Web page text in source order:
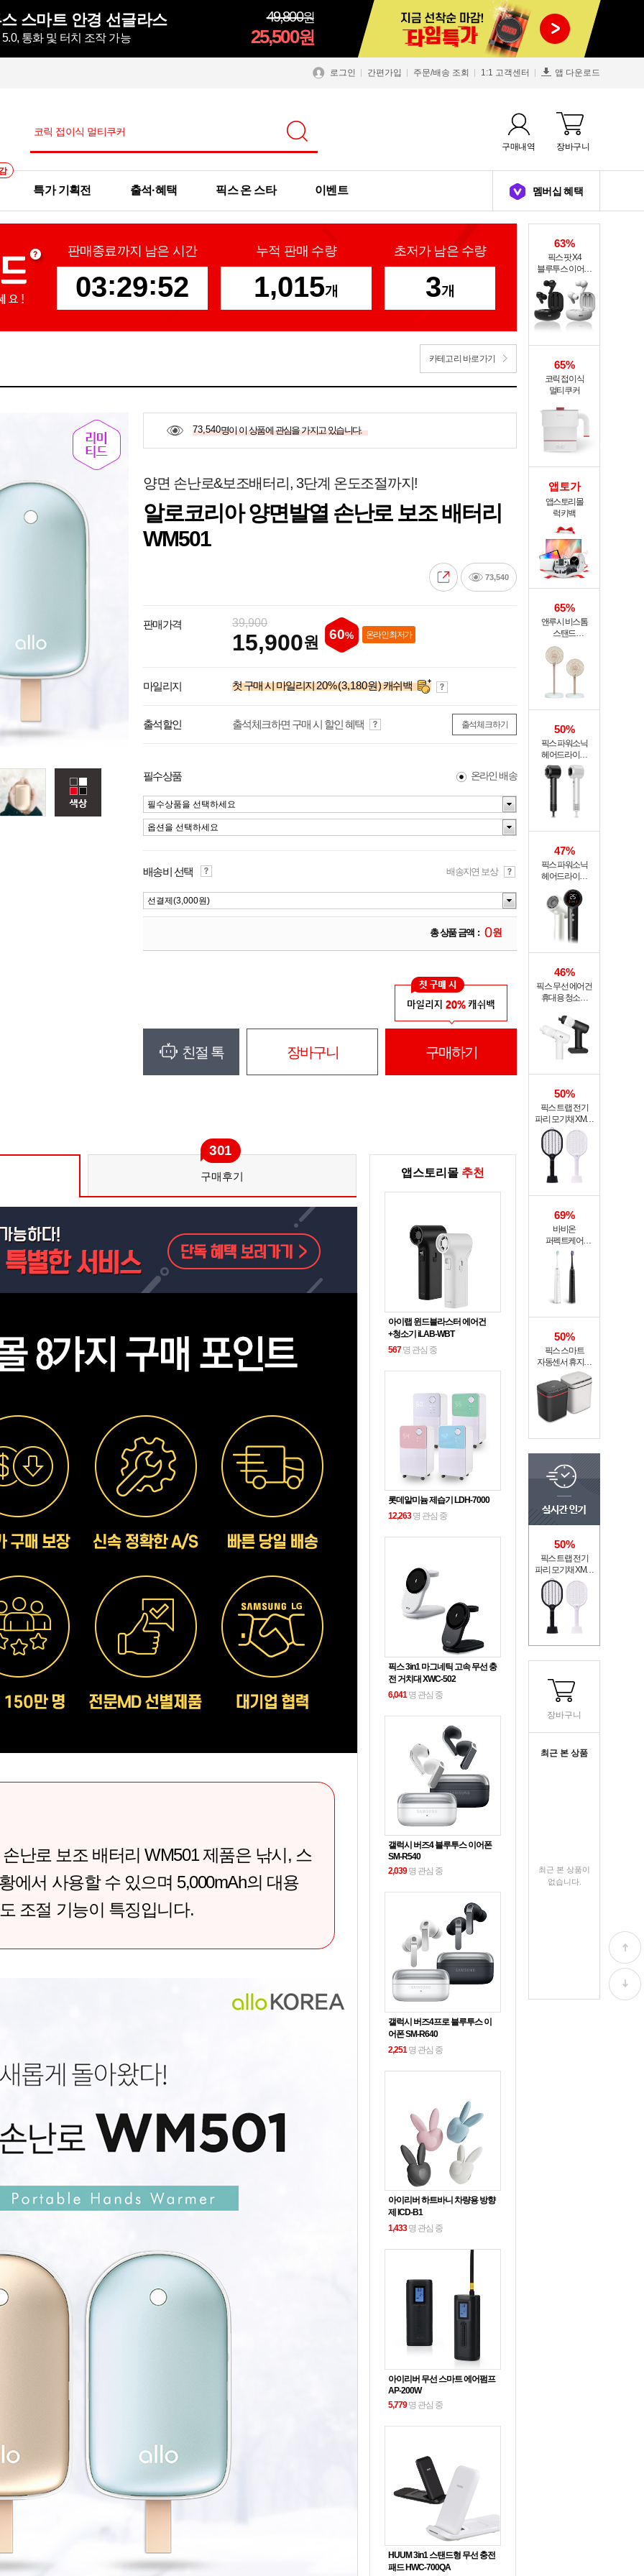
스마트 안경 선글라스
통화 및 터치 조작 가능
49,800원
25,500원
로그인 간편가입 주문/배송 조회 1:1 고객센터 앱 다운로드
구매내역 장바구니
특가 기획전 출석·혜택 픽스 온 스타 이벤트 멤버십 혜택
판매종료까지 남은 시간
03:29:50
누적 판매 수량
1,015개
초저가 남은 수량
3개
카테고리 바로가기
73,540명이 이 상품에 관심을 가지고 있습니다.
양면 손난로&보조배터리, 3단계 온도조절까지!
알로코리아 양면발열 손난로 보조 배터리
WM501
73,540
판매가격 39,900
15,900원 60% 온라인 최저가
마일리지 첫 구매 시 마일리지20%(3,180원)캐쉬백
출석할인 출석체크하면 구매 시 할인 혜택 출석체크하기
필수상품 온라인 배송
필수상품을 선택하세요
옵션을 선택하세요
배송지연 보상
배송비 선택
선결제(3,000원)
총 상품 금액 : 0원
친절 톡 장바구니 구매하기
구매후기
301
난로 보조 배터리 WM501 제품은 낚시, 스
에서 사용할 수 있으며 5,000mAh의 대용
조절 기능이 특징입니다.
앱스토리몰 추천
아이랩 윈드블라스터 에어건
+청소기 iLAB-WBT
567명 관심 중
롯데알미늄 제습기 LDH-7000
12,263명 관심 중
픽스 3in1 마그네틱 고속 무선 충
전 거치대 XWC-502
6,041 명 관심 중
갤럭시 버즈4 블루투스 이어폰
SM-R540
2,039명 관심 중
갤럭시 버즈4프로 블루투스 이
어폰 SM-R640
2,251 명 관심 중
아이리버 하트바니 차량용 방향
제 ICD-B1
1,433명 관심 중
아이리버 무선 스마트 에어펌프
AP-200W
5,779명 관심 중
HUUM 3in1 스탠드형 무선 충전
패드 HWC-700QA
63%
픽스 팟 X4
블루투스 이어폰
XWS-303
65%
코릭 접이식
멀티쿠커
앱토가
앱스토리몰
럭키백
65%
앤루시 비스톰
스탠드
써큘레이터 ASF-
200A
50%
픽스 파워소닉
헤어드라이기
XHS-701
47%
픽스 파워소닉
헤어드라이기
XHS-702
46%
픽스 무선 에어건
휴대용 청소기
50%
픽스 트랩 전기
파리 모기채 XMR-
301
69%
바비온
퍼펙트케어
퓨어슬림
음파전동칫솔
50%
픽스 스마트
자동센서 휴지통
XSW-301
50%
픽스 트랩 전기
파리 모기채 XMR-
301
장바구니
최근 본 상품
최근 본 상품이
없습니다.